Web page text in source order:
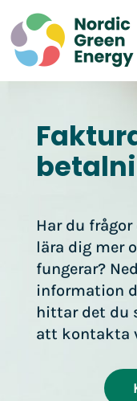
Har du
lära dig mer
fungerar?
information
hittar det du
att kontakta